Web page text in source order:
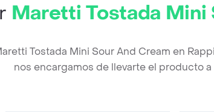
Maretti Tostada Mini
Tostada Mini Sour And Cream en
nos encargamos de llevarte el producto